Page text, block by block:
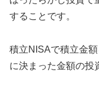
することです。
積立NISAで積立金
に決まった金額の投